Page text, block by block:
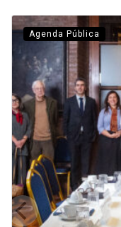
Agenda Pública